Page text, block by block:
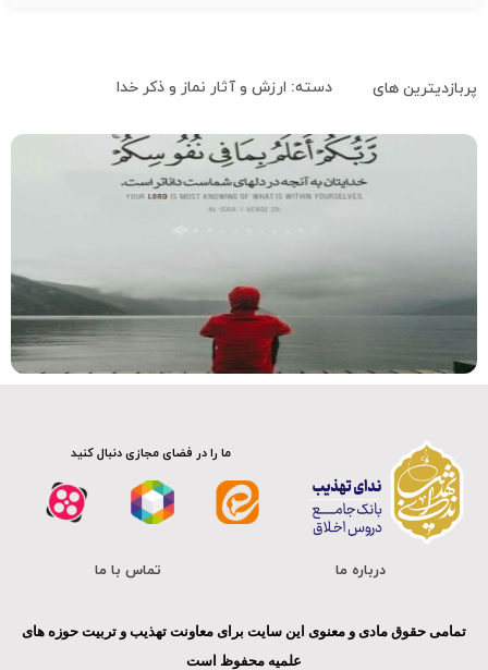
پربازدیترین های دسته: ارزش و آثار نماز و ذکر خدا
ما را در فضای مجازی دنبال کنید
درباره ما تماس با ما
تمامی حقوق مادی و معنوی این سایت برای معاونت تهذیب و تربیت حوزه های
علمیه محفوظ است